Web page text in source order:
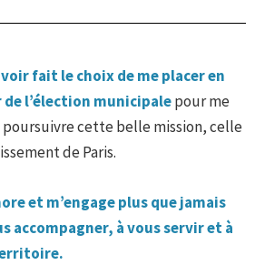
fait le choix de me placer en
l’élection municipalepour me
poursuivre cette belle mission, celle
de Paris.
et m’engage plus que jamais
accompagner, à vous servir et à